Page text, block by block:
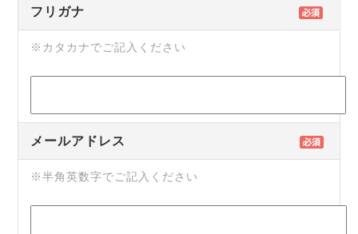
フリガナ
※カタカナでご記入ください
メールアドレス
※半角英数字でご記入ください